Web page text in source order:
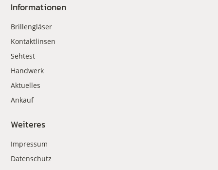
Informationen
Brillengläser
Kontaktlinsen
Sehtest
Handwerk
Aktuelles
Ankauf
Weiteres
Impressum
Datenschutz